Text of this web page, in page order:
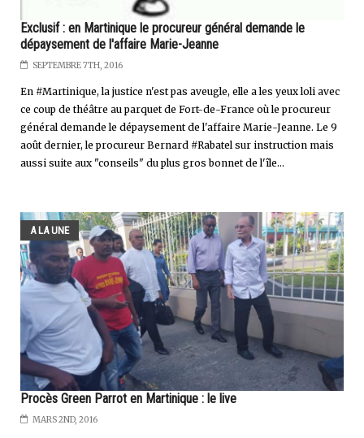
Exclusif : en Martinique le procureur général demande le
dépaysement de l'affaire Marie-Jeanne
SEPTEMBRE 7TH, 2016
En #Martinique, la justice n'est pas aveugle, elle a les yeux loli avec
ce coup de théâtre au parquet de Fort-de-France où le procureur
général demande le dépaysement de l'affaire Marie-Jeanne. Le 9
août dernier, le procureur Bernard #Rabatel sur instruction mais
aussi suite aux "conseils" du plus gros bonnet de l'île...
A LA UNE
Procès Green Parrot en Martinique : le live
MARS 2ND, 2016